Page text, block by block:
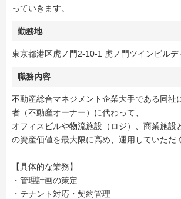
っていきます。
勤務地
東京都港区虎ノ門2-10-1 虎ノ門ツインビルデ
職務内容
不動産総合マネジメント企業大手である同社
者（不動産オーナー）に代わって、
オフィスビルや物流施設（ロジ）、商業施設
の資産価値を最大限に高め、運用していただ
【具体的な業務】
・管理計画の策定
・テナント対応・契約管理